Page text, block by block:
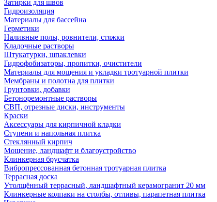
Затирки для швов
Гидроизоляция
Материалы для бассейна
Герметики
Наливные полы, ровнители, стяжки
Кладочные растворы
Штукатурки, шпаклевки
Гидрофобизаторы, пропитки, очистители
Материалы для мощения и укладки тротуарной плитки
Мембраны и полотна для плитки
Грунтовки, добавки
Бетоноремонтные растворы
СВП, отрезные диски, инструменты
Краски
Аксессуары для кирпичной кладки
Ступени и напольная плитка
Cтеклянный кирпич
Мощение, ландшафт и благоустройство
Клинкерная брусчатка
Вибропрессованная бетонная тротуарная плитка
Террасная доска
Утолщённый террасный, ландшафтный керамогранит 20 мм
Клинкерные колпаки на столбы, отливы, парапетная плитка